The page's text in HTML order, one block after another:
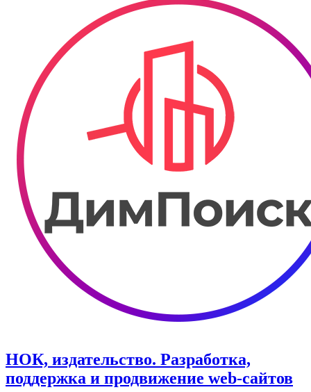
НОК, издательство. Разработка,
поддержка и продвижение web-сайтов